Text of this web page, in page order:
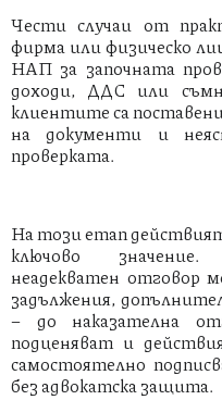
Чести случаи от
фирма или физическо
НАП за започната
доходи, ДДС или
клиентите са поставени
на документи и
проверката.
На този етап
ключово
неадекватен отговор
задължения,
– до наказателна
подценяват и
самостоятелно
без адвокатска защита.